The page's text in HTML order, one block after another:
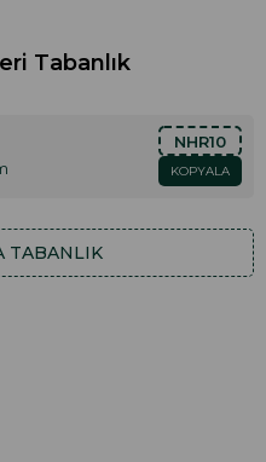
Tabanlık
NHR10
KOPYALA
TABANLIK